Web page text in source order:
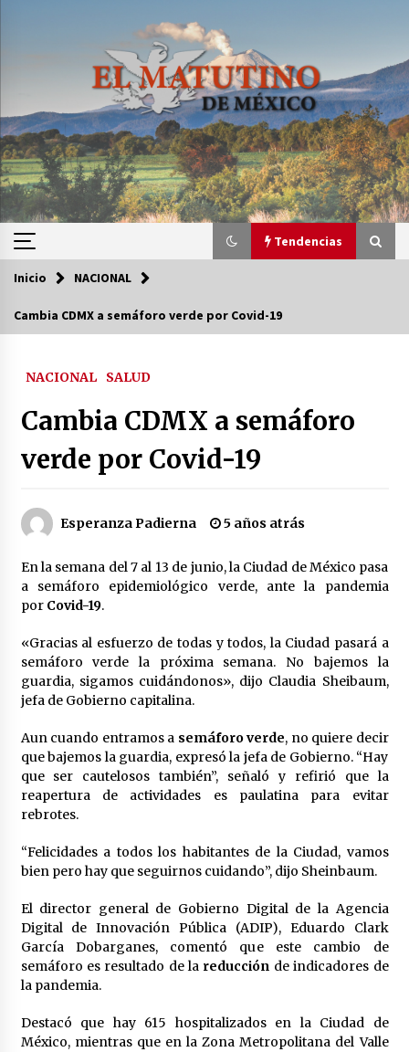
Tendencias
Tendencias
2 semanas atrás
Héctor Díaz-Polanco renuncia a la presidencia
2 semanas atrás
extremo en gran parte de México
Cae operador financiero del Cártel del Noreste
Detienen a funcionario por presunto homicidio
del periodista Josué Martínez
3 semanas atrás
CNTE anuncia paso gratuito en peajes de CDMX
y acciones en 20 estados
2 meses atrás
las Mujeres, anuncia Sheinbaum
2 meses atrás
Sheinbaum descarta reunión entre CNTE y
Segob: «ya dimos nuestras propuestas»
2 meses atrás
2 meses atrás
Inicio NACIONAL
Cambia CDMX a semáforo verde por Covid-19
NACIONAL SALUD
Cambia CDMX a semáforo
verde por Covid-19
Esperanza Padierna 5 años atrás
En la semana del 7 al 13 de junio, la Ciudad de México pasa
a semáforo epidemiológico verde, ante la pandemia
por Covid-19.
«Gracias al esfuerzo de todas y todos, la Ciudad pasará a
semáforo verde la próxima semana. No bajemos la
guardia, sigamos cuidándonos», dijo Claudia Sheibaum,
jefa de Gobierno capitalina.
Aun cuando entramos a semáforo verde, no quiere decir
que bajemos la guardia, expresó la jefa de Gobierno. “Hay
que ser cautelosos también”, señaló y refirió que la
reapertura de actividades es paulatina para evitar
rebrotes.
“Felicidades a todos los habitantes de la Ciudad, vamos
bien pero hay que seguirnos cuidando”, dijo Sheinbaum.
El director general de Gobierno Digital de la Agencia
Digital de Innovación Pública (ADIP), Eduardo Clark
García Dobarganes, comentó que este cambio de
semáforo es resultado de la reducción de indicadores de
la pandemia.
Destacó que hay 615 hospitalizados en la Ciudad de
México, mientras que en la Zona Metropolitana del Valle